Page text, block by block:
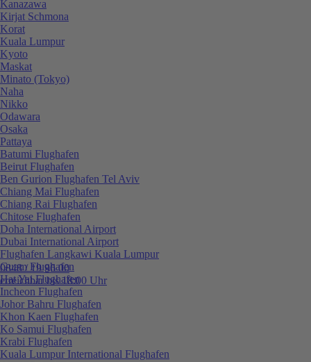
0848 / 19 96 00
erreichbar bis 18:00 Uhr
Kanazawa
Kirjat Schmona
Korat
Kuala Lumpur
Kyoto
Maskat
Minato (Tokyo)
Naha
Nikko
Odawara
Osaka
Pattaya
Batumi Flughafen
Beirut Flughafen
Ben Gurion Flughafen Tel Aviv
Chiang Mai Flughafen
Chiang Rai Flughafen
Chitose Flughafen
Doha International Airport
Dubai International Airport
Flughafen Langkawi Kuala Lumpur
Guam Flughafen
Hat Yai Flughafen
Incheon Flughafen
Johor Bahru Flughafen
Khon Kaen Flughafen
Ko Samui Flughafen
Krabi Flughafen
Kuala Lumpur International Flughafen